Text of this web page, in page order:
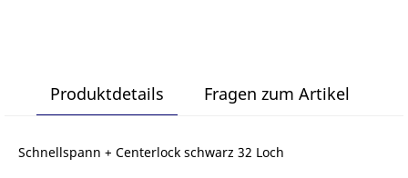
Produktdetails Fragen zum Artikel
Schnellspann + Centerlock schwarz 32 Loch